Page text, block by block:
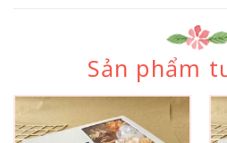
Sản phẩm